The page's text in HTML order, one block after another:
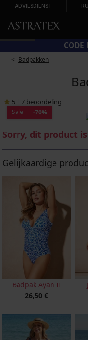
ADVIESDIENST
CODE
Badpakken
5 7 beoordeling
Sale -70%
Sorry, dit product
Gelijkaardige
Badpak Ayan II
26,50 €